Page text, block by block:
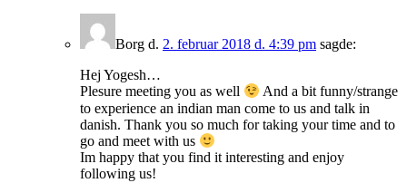
Borg d. 2. februar 2018 d. 4:39 pm sagde:
Hej Yogesh…
Plesure meeting you as well
And a bit funny/strange
to experience an indian man come to us and talk in
danish. Thank you so much for taking your time and to
go and meet with us
Im happy that you find it interesting and enjoy
following us!